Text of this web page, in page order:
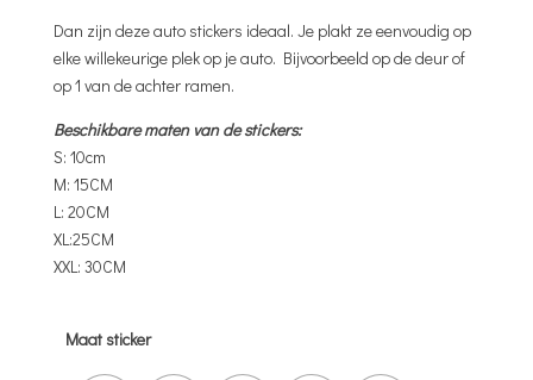
Dan zijn deze auto stickers ideaal. Je plakt ze eenvoudig op
elke willekeurige plek op je auto. Bijvoorbeeld op de deur of
op 1 van de achter ramen.
Beschikbare maten van de stickers:
S: 10cm
M: 15CM
L: 20CM
XL:25CM
XXL: 30CM
Maat sticker